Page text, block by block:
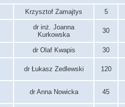
Krzysztof Zamajtys 5
dr inż. Joanna
Kurkowska
30
dr Olaf Kwapis 30
dr Łukasz Zedlewski 120
dr Anna Nowicka 45